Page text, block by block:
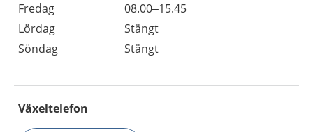
Fredag
08.00–15.45
Lördag
Stängt
Söndag
Stängt
Växeltelefon